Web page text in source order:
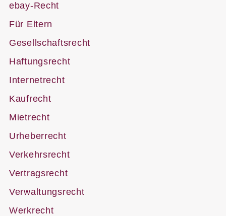
ebay-Recht
Für Eltern
Gesellschaftsrecht
Haftungsrecht
Internetrecht
Kaufrecht
Mietrecht
Urheberrecht
Verkehrsrecht
Vertragsrecht
Verwaltungsrecht
Werkrecht